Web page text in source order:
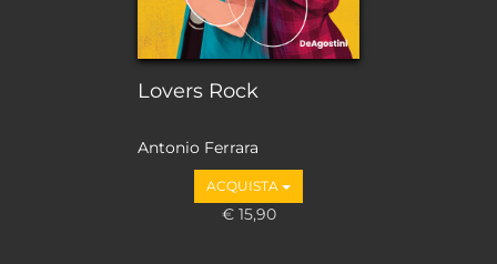
Lovers Rock
Antonio Ferrara
ACQUISTA
€ 15,90